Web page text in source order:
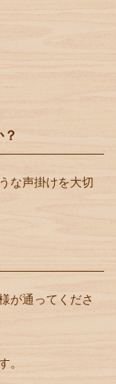
な声掛けを大切
が通ってくださ
。